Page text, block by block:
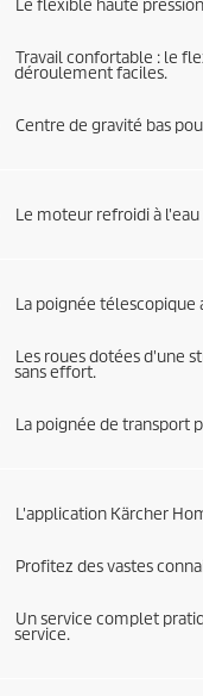
Le flexible haute
Travail confortable : le
déroulement faciles.
Centre de gravité bas
Le moteur refroidi à
La poignée
Les roues dotées d'une
sans effort.
La poignée de transport
L'application Kärcher
Profitez des vastes
Un service complet
service.